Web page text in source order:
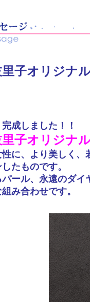
子オリジナ
成しました！！
子オリジナ
性に、より美しく
たものです。
ール、永遠のダイ
み合わせです。